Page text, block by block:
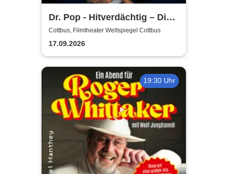
Dr. Pop - Hitverdächtig – Die
Musik-Comedy-Stand-up-
Show! - (ständig aktualisiert)
Cottbus, Filmtheater Weltspiegel Cottbus
17.09.2026
19:30 Uhr